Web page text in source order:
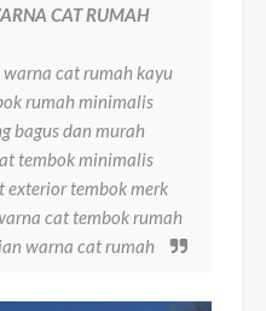
CAT RUMAH
cat rumah kayu
rumah minimalis
bagus dan murah
tembok minimalis
exterior tembok merk
cat tembok rumah
warna cat rumah